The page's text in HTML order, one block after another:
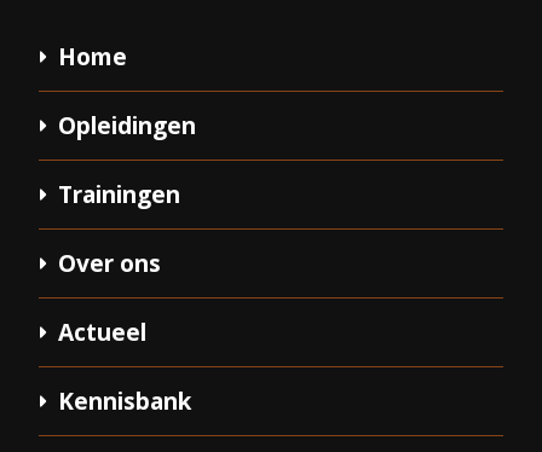
Home
Opleidingen
Trainingen
Over ons
Actueel
Kennisbank